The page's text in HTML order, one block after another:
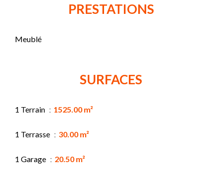
PRESTATIONS
Meublé
SURFACES
1 Terrain 1525.00 m²
1 Terrasse 30.00 m²
1 Garage 20.50 m²